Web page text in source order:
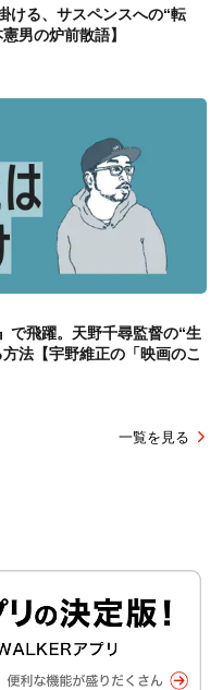
ける、サスペンスへの“転
男の炉前散語】
で飛躍。天野千尋監督の“生
法【宇野維正の「映画のこ
一覧を見る